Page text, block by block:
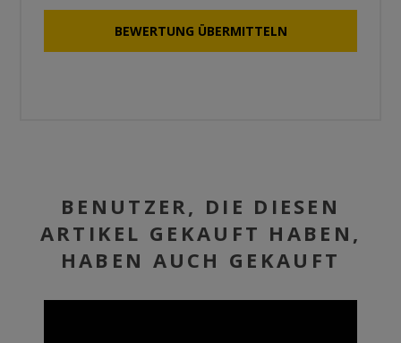
BENUTZER, DIE DIESEN
ARTIKEL GEKAUFT HABEN,
HABEN AUCH GEKAUFT